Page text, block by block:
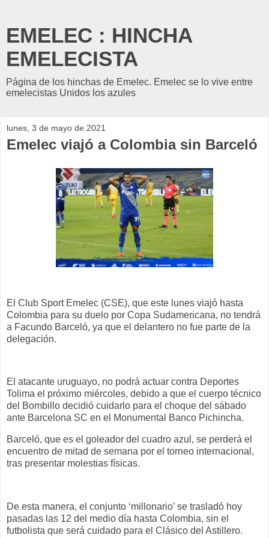
EMELEC : HINCHA
EMELECISTA
Página de los hinchas de Emelec. Emelec se lo vive entre
emelecistas Unidos los azules
lunes, 3 de mayo de 2021
Emelec viajó a Colombia sin Barceló
El Club Sport Emelec (CSE), que este lunes viajó hasta
Colombia para su duelo por Copa Sudamericana, no tendrá
a Facundo Barceló, ya que el delantero no fue parte de la
delegación.
El atacante uruguayo, no podrá actuar contra Deportes
Tolima el próximo miércoles, debido a que el cuerpo técnico
del Bombillo decidió cuidarlo para el choque del sábado
ante Barcelona SC en el Monumental Banco Pichincha.
Barceló, que es el goleador del cuadro azul, se perderá el
encuentro de mitad de semana por el torneo internacional,
tras presentar molestias físicas.
De esta manera, el conjunto ‘millonario’ se trasladó hoy
pasadas las 12 del medio día hasta Colombia, sin el
futbolista que será cuidado para el Clásico del Astillero.